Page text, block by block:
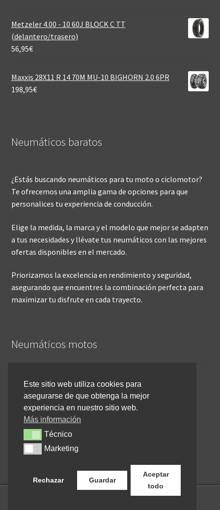
Metzeler 4.00 - 10 60J BLOCK C TT
(delantero/trasero)
56,95€
Maxxis 28X11 R 14 70M MU-10 BIGHORN 2.0 6PR
198,95€
Neumáticos baratos
¿Estás buscando neumáticos para tu moto o ciclomotor?
Te ofrecemos una amplia gama de opciones para que
personalices tu experiencia de conducción.
Elige la medida, la marca y el modelo que mejor se adapten
a tus necesidades y llévate tus neumáticos con las mejores
ofertas disponibles en el mercado.
Priorizamos la excelencia en rendimiento y seguridad,
asegurando que encuentres la combinación perfecta para
maximizar tu disfrute en cada trayecto.
Neumáticos motos
Inicio
Cómo comprar online
Devoluciones y reembolsos
Cancelar pedido
Contacto
Este sitio web utiliza cookies para
asegurarse de que obtenga la mejor
experiencia en nuestro sitio web.
Más información
TécnicoTécnico
MarketingMarketing
Rechazar Guardar
Aceptar
todo